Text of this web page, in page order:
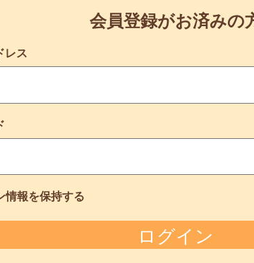
会員登録がお済みの
レス
情報を保持する